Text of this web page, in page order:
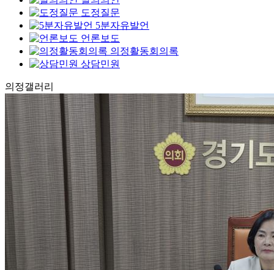
도정질문
5분자유발언
언론보도
의정활동회의록
상담민원
의정갤러리